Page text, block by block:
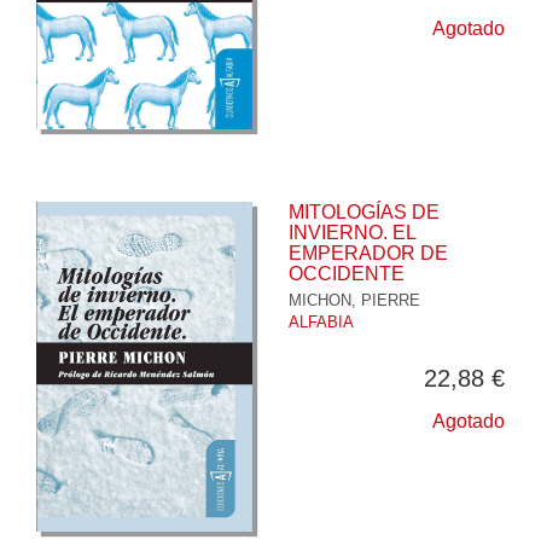
Agotado
MITOLOGÍAS DE
INVIERNO. EL
EMPERADOR DE
OCCIDENTE
MICHON, PIERRE
ALFABIA
22,88 €
Agotado